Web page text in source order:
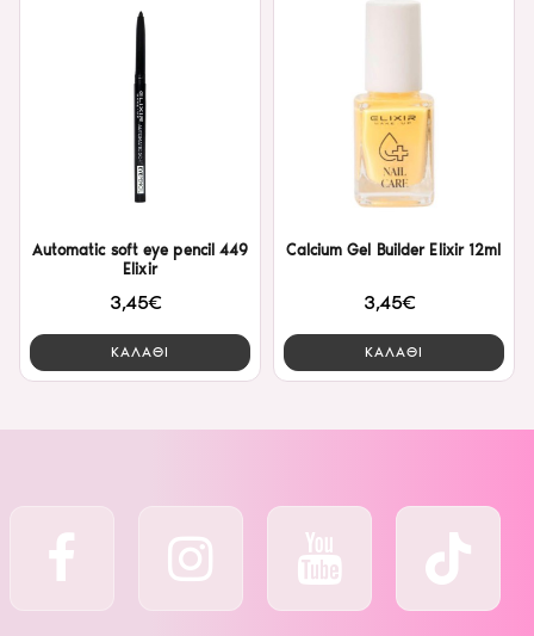
Automatic soft eye pencil 449
Elixir
3,45€
ΚΑΛΑΘΙ
Calcium Gel Builder Elixir 12ml
3,45€
ΚΑΛΑΘΙ